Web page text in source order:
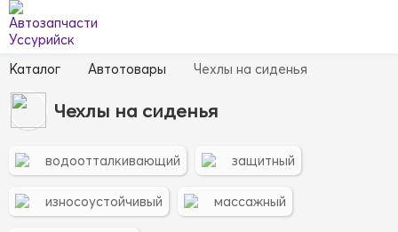
Каталог Автотовары Чехлы на сиденья
Чехлы на сиденья
водоотталкивающий защитный
износоустойчивый массажный